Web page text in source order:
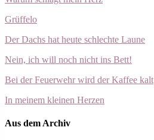
Grüffelo
Der Dachs hat heute schlechte Laune
Nein, ich will noch nicht ins Bett!
Bei der Feuerwehr wird der Kaffee kalt
In meinem kleinen Herzen
Aus dem Archiv